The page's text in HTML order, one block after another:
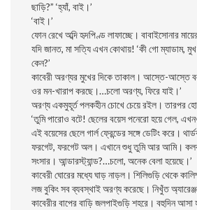
ছাড়ি?” ‘হ্যাঁ, বাই।’
‘বাই।’
ফোন রেখে অব্দি হৃদপিণ্ড লাফাচ্ছে। বাবাইসােনার
যদি জানত, মা সত্যি এখন কোথায়! ‘কী গাে ম্যাডাম, মুখ
কেন?’
কাবেরী অরণ্যর মুখের দিকে তাকাল। আস্তে-আস্তে
ওর মন-খারাপ করছে।…চলাে অরণ্য, ফিরে যাই।’
অরণ্য একমুহূর্ত পলকহীন চোখে চেয়ে রইল। তারপর
‘তুমি পারােও বটে! ছেলের বয়েস পনেরাে হয়ে গেল,
এই বয়েসের ছেলে গার্ল ফ্রেন্ডের সঙ্গে ডেটিং করে।
ফরগেট, ফরগেট অল। এখানে শুধু তুমি আর আমি।
সংসার। আন্ডারস্ট্যান্ড?…চলাে, অনেক বেলা হয়েছে।’
কাবেরী ঘােরের মধ্যে ঘাড় নাড়ল। শিলিগুড়ি থেকে
লজ বুকিং সব ব্যবস্থাই অরণ্য করেছে। নিখুঁত
কাবেরীর বাপের বাড়ি জলপাইগুড়ি শহরে। বহুদিন